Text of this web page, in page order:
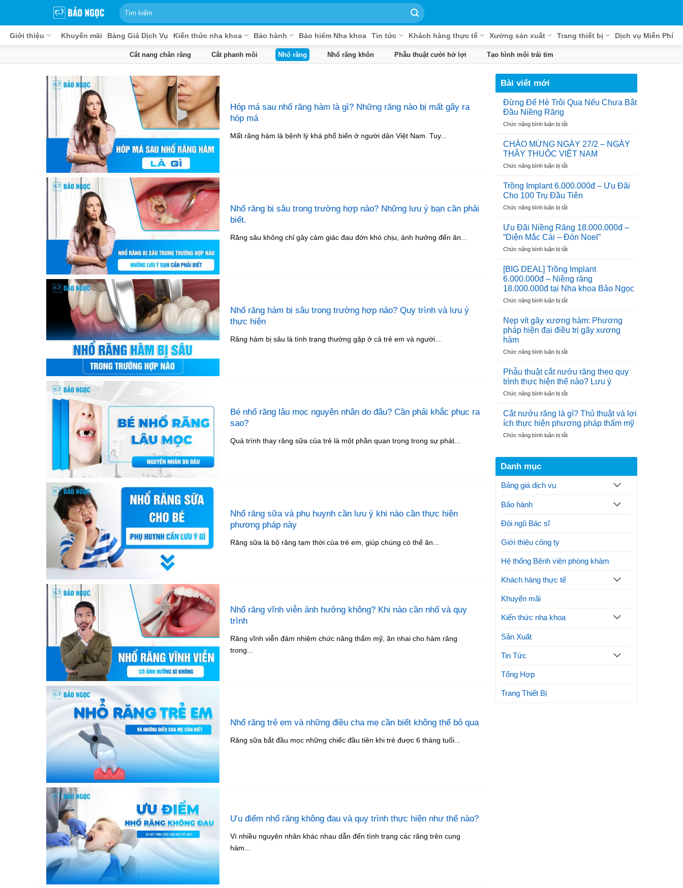
dung
Giới thiệu Khuyến mãi Bảng Giá Dịch Vụ Kiến thức nha khoa Bảo hành Bảo hiểm Nha khoa Tin tức Khách hàng thực tế Xưởng sản xuất Trang thiết bị Dịch vụ Miễn Phí
Cắt nang chân răng Cắt phanh môi Nhổ răng Nhổ răng khôn Phẫu thuật cười hở lợi Tạo hình môi trái tim
Hóp má sau nhổ răng hàm là gì? Những răng nào bị mất gây ra
hóp má
Mất răng hàm là bệnh lý khá phổ biến ở người dân Việt Nam. Tuy...
Nhổ răng bị sâu trong trường hợp nào? Những lưu ý bạn cần phải
biết.
Răng sâu không chỉ gây cảm giác đau đớn khó chịu, ảnh hưởng đến ăn...
Nhổ răng hàm bị sâu trong trường hợp nào? Quy trình và lưu ý
thực hiện
Răng hàm bị sâu là tình trạng thường gặp ở cả trẻ em và người...
Bé nhổ răng lâu mọc nguyên nhân do đâu? Cần phải khắc phục ra
sao?
Quá trình thay răng sữa của trẻ là một phần quan trọng trong sự phát...
Nhổ răng sữa và phụ huynh cần lưu ý khi nào cần thực hiện
phương pháp này
Răng sữa là bộ răng tạm thời của trẻ em, giúp chúng có thể ăn...
Nhổ răng vĩnh viễn ảnh hưởng không? Khi nào cần nhổ và quy
trình
Răng vĩnh viễn đảm nhiệm chức năng thẩm mỹ, ăn nhai cho hàm răng
trong...
Nhổ răng trẻ em và những điều cha mẹ cần biết không thể bỏ qua
Răng sữa bắt đầu mọc những chiếc đầu tiên khi trẻ được 6 tháng tuổi...
Ưu điểm nhổ răng không đau và quy trình thực hiện như thế nào?
Vì nhiều nguyên nhân khác nhau dẫn đến tình trạng các răng trên cung
hàm...
Bài viết mới
Đừng Để Hè Trôi Qua Nếu Chưa Bắt
Đầu Niềng Răng
Chức năng bình luận bị tắtở
Để
Hè
Trôi
Qua
Chưa
Bắt
Niềng
CHÀO MỪNG NGÀY 27/2 – NGÀY
THẦY THUỐC VIỆT NAM
Chức năng bình luận bị tắtở
MỪNG
NGÀY
27/2
–
THẦY
THUỐC
NAM
Trồng Implant 6.000.000đ – Ưu Đãi
Cho 100 Trụ Đầu Tiên
Chức năng bình luận bị tắtở
Implant
6.000.000đ
–
Ưu
Cho
100
Trụ
Đầu
Tiên
Ưu Đãi Niềng Răng 18.000.000đ –
“Diện Mắc Cài – Đón Noel”
Chức năng bình luận bị tắtở
Đãi
Niềng
Răng
18.000.000đ
–
Mắc
Cài
–
Noel”
[BIG DEAL] Trồng Implant
6.000.000đ – Niềng răng
18.000.000đ tại Nha khoa Bảo Ngọc
Chức năng bình luận bị tắtở
DEAL]
Trồng
Implant
–
răng
18.000.000đ
tại
Nha
Bảo
Ngọc
Nẹp vít gãy xương hàm: Phương
pháp hiện đại điều trị gãy xương
hàm
Chức năng bình luận bị tắtở
vít
gãy
xương
hàm:
pháp
hiện
điều
Phẫu thuật cắt nướu răng theo quy
trình thực hiện thế nào? Lưu ý
Chức năng bình luận bị tắtở
thuật
cắt
nướu
răng
Cắt nướu răng là gì? Thủ thuật và lợi
ích thực hiện phương pháp thẩm mỹ
Chức năng bình luận bị tắtở
gì?
thẩm
Danh mục
Bảng giá dịch vụ
Bảo hành
Đội ngũ Bác sĩ
Giới thiệu công ty
Hệ thống Bệnh viện phòng khám
Khách hàng thực tế
Khuyến mãi
Kiến thức nha khoa
Sản Xuất
Tin Tức
Tổng Hợp
Trang Thiết Bị